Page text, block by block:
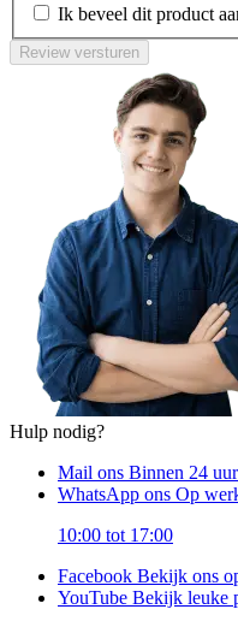
Ik beveel dit product
Review versturen
Hulp nodig?
Mail ons Binnen 24
WhatsApp ons Op
10:00 tot 17:00
Facebook Bekijk ons
YouTube Bekijk leuke